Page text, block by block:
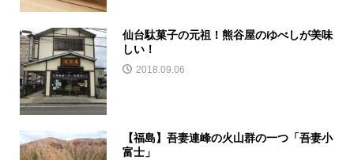
仙台駄菓子の元祖！熊谷屋のゆべしが美味
しい！
2018.09.06
【福島】吾妻連峰の火山群の一つ「吾妻小
富士」